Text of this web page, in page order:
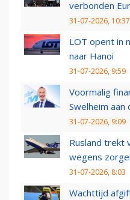
verbonden
31-07-2026, 10:37
LOT opent in
naar Hanoi
31-07-2026, 9:59
Voormalig
Swelheim aan
31-07-2026, 9:09
Rusland trekt
wegens
31-07-2026, 8:03
Wachttijd